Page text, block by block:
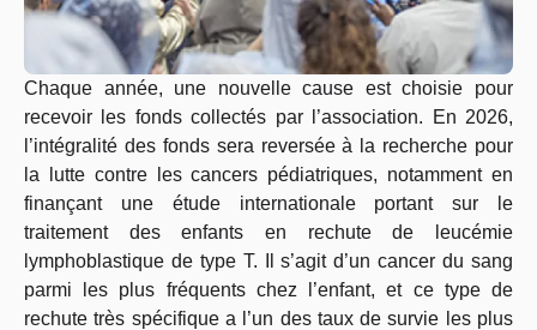
Chaque année, une nouvelle cause est choisie pour
recevoir les fonds collectés par l’association. En 2026,
l’intégralité des fonds sera reversée à la recherche pour
la lutte contre les cancers pédiatriques, notamment en
finançant une étude internationale portant sur le
traitement des enfants en rechute de leucémie
lymphoblastique de type T. Il s’agit d’un cancer du sang
parmi les plus fréquents chez l’enfant, et ce type de
rechute très spécifique a l’un des taux de survie les plus